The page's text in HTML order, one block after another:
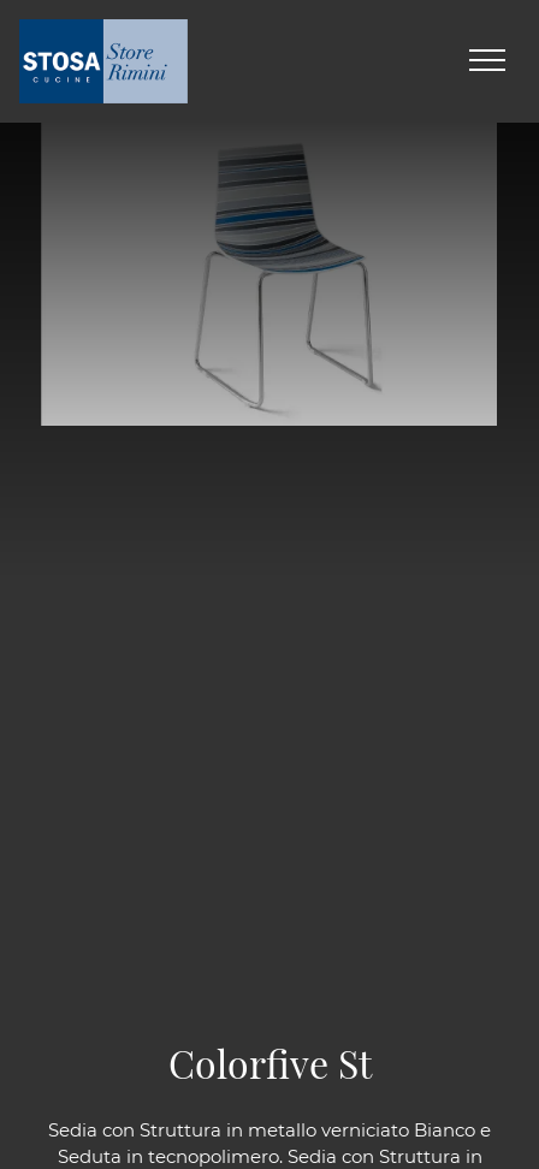
Sedia con Struttura in metallo verniciato Bianco e
Seduta in tecnopolimero. Sedia con Struttura in
Colorfive St